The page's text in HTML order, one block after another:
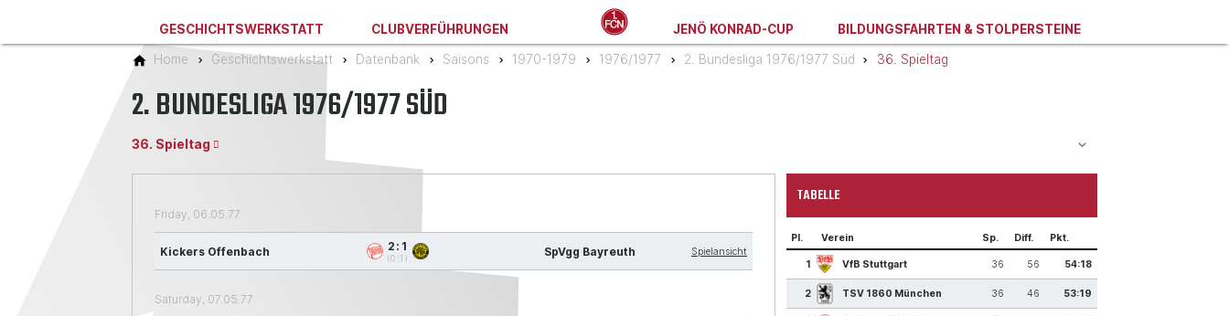
GESCHICHTSWERKSTATT CLUBVERFÜHRUNGEN JENÖ KONRAD-CUP BILDUNGSFAHRTEN & STOLPERSTEINE
Home Geschichtswerkstatt Datenbank Saisons 1970-1979 1976/1977 2. Bundesliga 1976/1977 Süd 36. Spieltag
2. BUNDESLIGA 1976/1977 SÜD
36. Spieltag
Friday, 06.05.77
Kickers Offenbach 2:1
(0:1) SpVgg Bayreuth Spielansicht
Saturday, 07.05.77
TABELLE
Pl. Verein Sp. Diff. Pkt.
1 VfB Stuttgart 36 56 54:18
2 TSV 1860 München 36 46 53:19